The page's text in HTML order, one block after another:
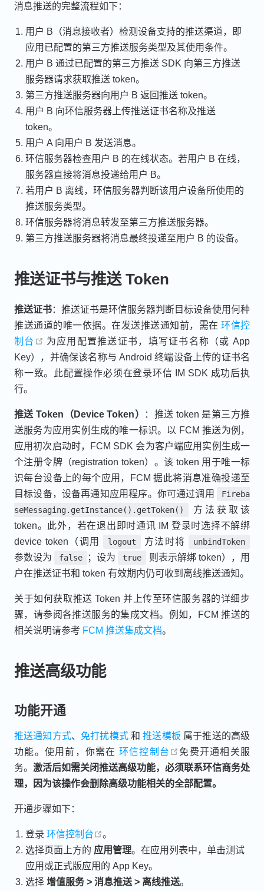
消息推送的完整流程如下：
用户 B（消息接收者）检测设备支持的推送渠道，即
应用已配置的第三方推送服务类型及其使用条件。
用户 B 通过已配置的第三方推送 SDK 向第三方推送
服务器请求获取推送 token。
第三方推送服务器向用户 B 返回推送 token。
用户 B 向环信服务器上传推送证书名称及推送
token。
用户 A 向用户 B 发送消息。
环信服务器检查用户 B 的在线状态。若用户 B 在线，
服务器直接将消息投递给用户 B。
若用户 B 离线，环信服务器判断该用户设备所使用的
推送服务类型。
环信服务器将消息转发至第三方推送服务器。
第三方推送服务器将消息最终投递至用户 B 的设备。
推送证书与推送 Token
推送证书：推送证书是环信服务器判断目标设备使用何种
推送通道的唯一依据。在发送推送通知前，需在 环信控
制台
open in new window
为应用配置推送证书，填写证书名称（或 App
Key），并确保该名称与 Android 终端设备上传的证书名
称一致。此配置操作必须在登录环信 IM SDK 成功后执
行。
推送 Token（Device Token）
：推送 token 是第三方推
送服务为应用实例生成的唯一标识。以 FCM 推送为例，
应用初次启动时，FCM SDK 会为客户端应用实例生成一
个注册令牌（registration token）。该 token 用于唯一标
识每台设备上的每个应用，FCM 据此将消息准确投递至
目标设备，设备再通知应用程序。你可通过调用
Fireba
seMessaging.getInstance().getToken()
方法获取该
token。此外，若在退出即时通讯 IM 登录时选择不解绑
device token（调用
logout 方法时将 unbindToken
参数设为 false ；设为 true
则表示解绑 token），用
户在推送证书和 token 有效期内仍可收到离线推送通知。
关于如何获取推送 Token 并上传至环信服务器的详细步
骤，请参阅各推送服务的集成文档。例如，FCM 推送的
相关说明请参考 FCM 推送集成文档。
推送高级功能
功能开通
推送通知方式、 免打扰模式和推送模板 属于推送的高级
功能。使用前，你需在 环信控制台 open in new window
免费开通相关服
务。 激活后如需关闭推送高级功能，必须联系环信商务处
理，因为该操作会删除高级功能相关的全部配置。
开通步骤如下：
登录环信控制台 open in new window
。
选择页面上方的 应用管理。在应用列表中，单击测试
应用或正式版应用的 App Key。
选择增值服务 > 消息推送 > 离线推送。